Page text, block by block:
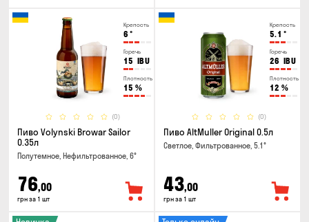
Крепость
6 °
Горечь
15 IBU
Плотность
15 %
(0)
Пиво Volynski Browar Sailor
0.35л
Полутемное, Нефильтрованное, 6°
76,00
грн за 1 шт
Крепость
5.1 °
Горечь
26 IBU
Плотность
12 %
(0)
Пиво AltMuller Original 0.5л
Светлое, Фильтрованное, 5.1°
43,00
грн за 1 шт